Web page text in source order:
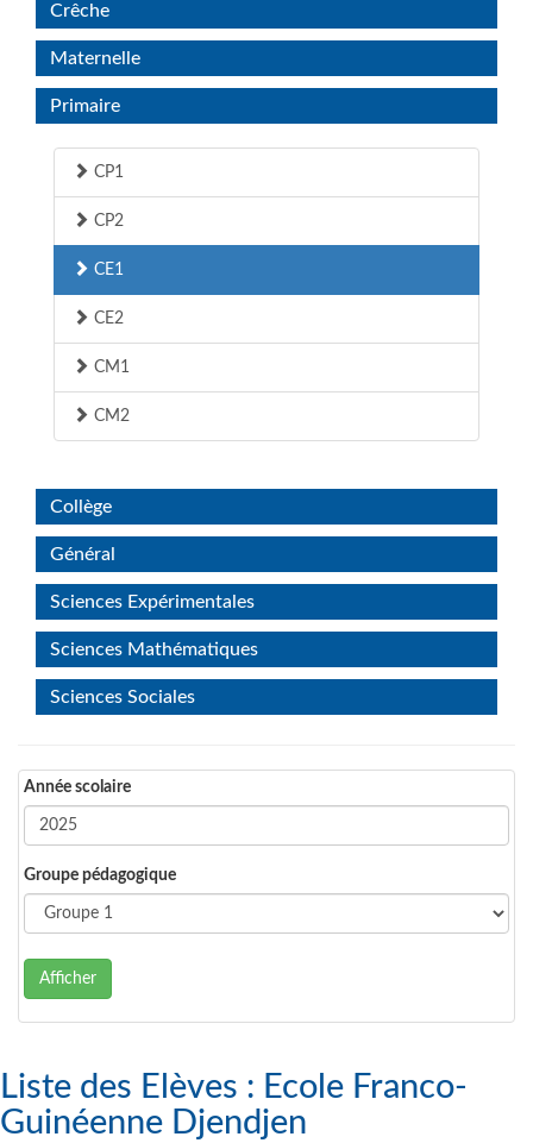
Crêche
Maternelle
Primaire
CP1
CP2
CE1
CE2
CM1
CM2
Collège
Général
Sciences Expérimentales
Sciences Mathématiques
Sciences Sociales
Année scolaire
Groupe pédagogique
Afficher
Liste des Elèves : Ecole Franco-
Guinéenne Djendjen